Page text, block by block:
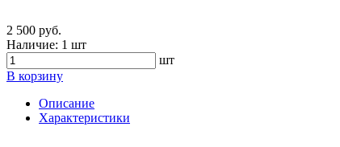
2 500 руб.
Наличие: 1 шт
шт
В корзину
Описание
Характеристики